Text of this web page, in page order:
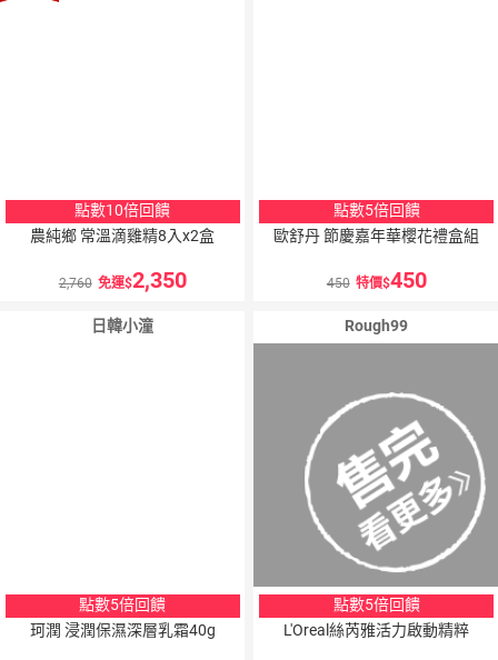
點數10倍回饋
農純鄉 常溫滴雞精8入x2盒
2,760 免運 2,350
點數5倍回饋
歐舒丹 節慶嘉年華櫻花禮盒組
450 特價 450
日韓小潼
點數5倍回饋
珂潤 浸潤保濕深層乳霜40g
Rough99
點數5倍回饋
L'Oreal絲芮雅活力啟動精粹